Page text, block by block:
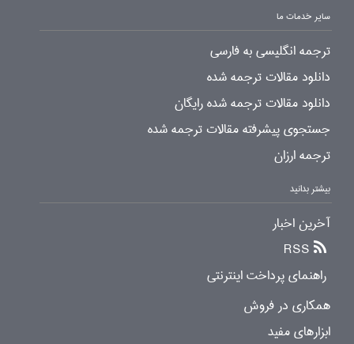
سایر خدمات ما
ترجمه انگلیسی به فارسی
دانلود مقالات ترجمه شده
دانلود مقالات ترجمه شده رایگان
جستجوی پیشرفته مقالات ترجمه شده
ترجمه ارزان
بیشتر بدانید
آخرین اخبار
RSS
راهنمای پرداخت اینترنتی
همکاری در فروش
ابزارهای مفید